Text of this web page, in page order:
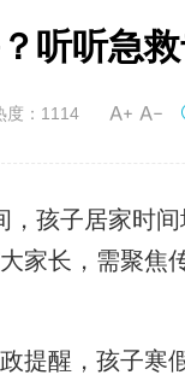
听听急
度：1114
孩子居家时间
家长，需聚焦
醒，孩子寒假